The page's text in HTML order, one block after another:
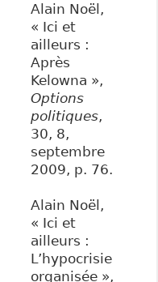
Alain Noël,
« Ici et
ailleurs :
Après
Kelowna »,
Options
politiques,
30, 8,
septembre
2009, p. 76.
Alain Noël,
« Ici et
ailleurs :
L’hypocrisie
organisée »,